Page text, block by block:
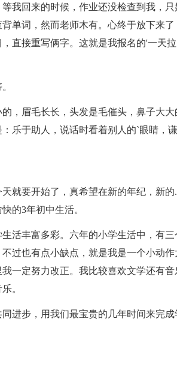
我回来的时候，作业还没检查到我，
单词，然而老师木有。心终于放下来
直接重写俩字。这就是我报名的'一天
眉毛长长，头发是毛催头，鼻子大大
乐于助人，说话时看着别人的`眼睛，
要开始了，真希望在新的年纪，新的
的3年初中生活。
丰富多彩。六年的小学生活中，有三
过也有点小缺点，就是我是一个小动
一定努力改正。我比较喜欢文学还有
。
步，用我们最宝贵的几年时间来完成